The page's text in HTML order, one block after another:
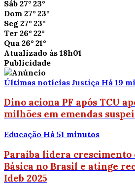
Sáb 27° 23°
Dom 27° 23°
Seg 27° 23°
Ter 26° 22°
Qua 26° 21°
Atualizado às 18h01
Publicidade
Últimas notícias Justiça Há 19
Dino aciona PF após TCU
milhões em emendas
Educação Há 51 minutos
Paraíba lidera crescimento
Básica no Brasil e atinge
Ideb 2025